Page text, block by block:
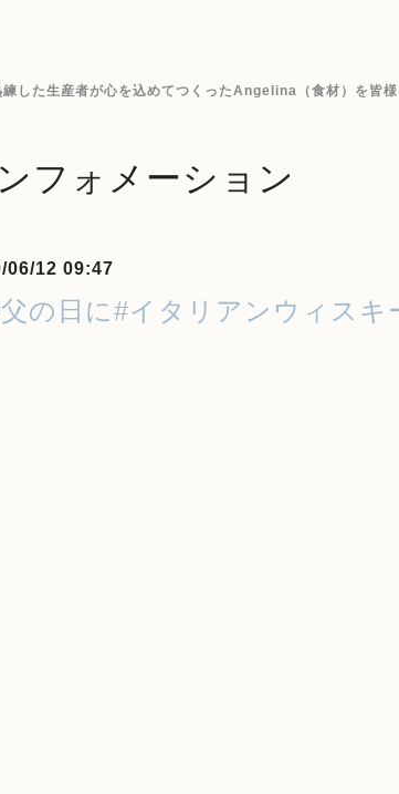
した生産者が心を込めてつくったAngelina（食材）を皆様
フォメーション
06/12 09:47
父の日に#イタリアンウィス